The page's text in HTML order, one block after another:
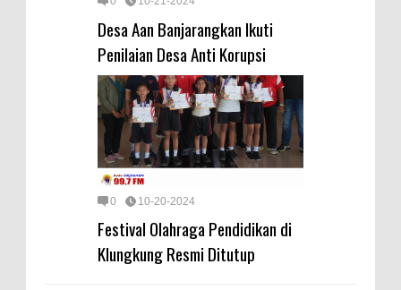
Desa Aan Banjarangkan Ikuti
Penilaian Desa Anti Korupsi
0 10-20-2024
Festival Olahraga Pendidikan di
Klungkung Resmi Ditutup